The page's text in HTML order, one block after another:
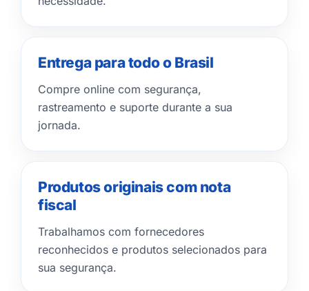
Entrega para todo o Brasil
Compre online com segurança,
rastreamento e suporte durante a sua
jornada.
Produtos originais com nota
fiscal
Trabalhamos com fornecedores
reconhecidos e produtos selecionados para
sua segurança.